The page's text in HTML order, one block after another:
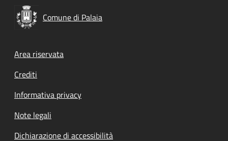
Comune di Palaia
Footer menu
Area riservata
Crediti
Informativa privacy
Note legali
Dichiarazione di accessibilità